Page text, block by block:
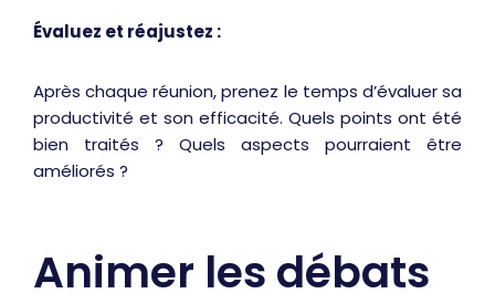
Évaluez et réajustez :
Après chaque réunion, prenez le temps d’évaluer sa
productivité et son efficacité. Quels points ont été
bien traités ? Quels aspects pourraient être
améliorés ?
Animer les débats